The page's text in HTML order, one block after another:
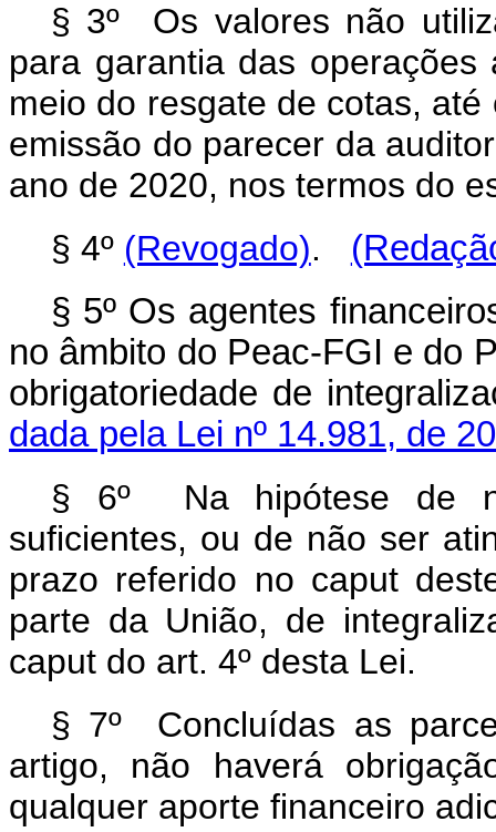
§ 3º Os valores não
para garantia das
meio do resgate de cotas,
emissão do parecer da
ano de 2020, nos termos do
§ 4º (Revogado).
§ 5º Os agentes
no âmbito do Peac-FGI e do
obrigatoriedade de
dada pela Lei nº 14.981, de
§ 6º Na hipótese de
suficientes, ou de não ser
prazo referido no caput
parte da União, de
caput do art. 4º desta Lei.
§ 7º Concluídas as
artigo, não haverá
qualquer aporte financeiro